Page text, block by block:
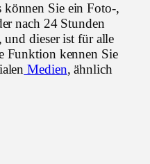
Sie ein Foto-,
nach 24 Stunden
dieser ist für alle
Funktion kennen Sie
Medien, ähnlich